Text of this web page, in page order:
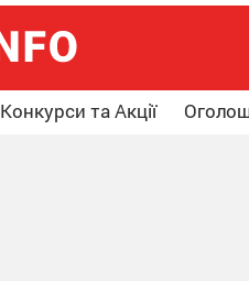
Конкурси та Акції